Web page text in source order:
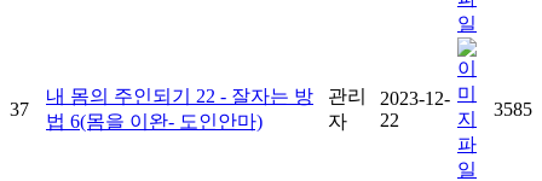
37
내 몸의 주인되기 22 - 잘자는 방
법 6(몸을 이완- 도인안마)
관리
자
2023-12-
22
3585